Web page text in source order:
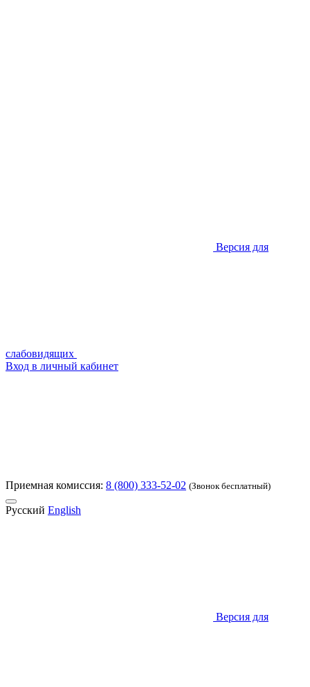
Версия для
слабовидящих
Вход в личный кабинет
Приемная комиссия: 8 (800) 333-52-02 (Звонок бесплатный)
Русский English
Версия для